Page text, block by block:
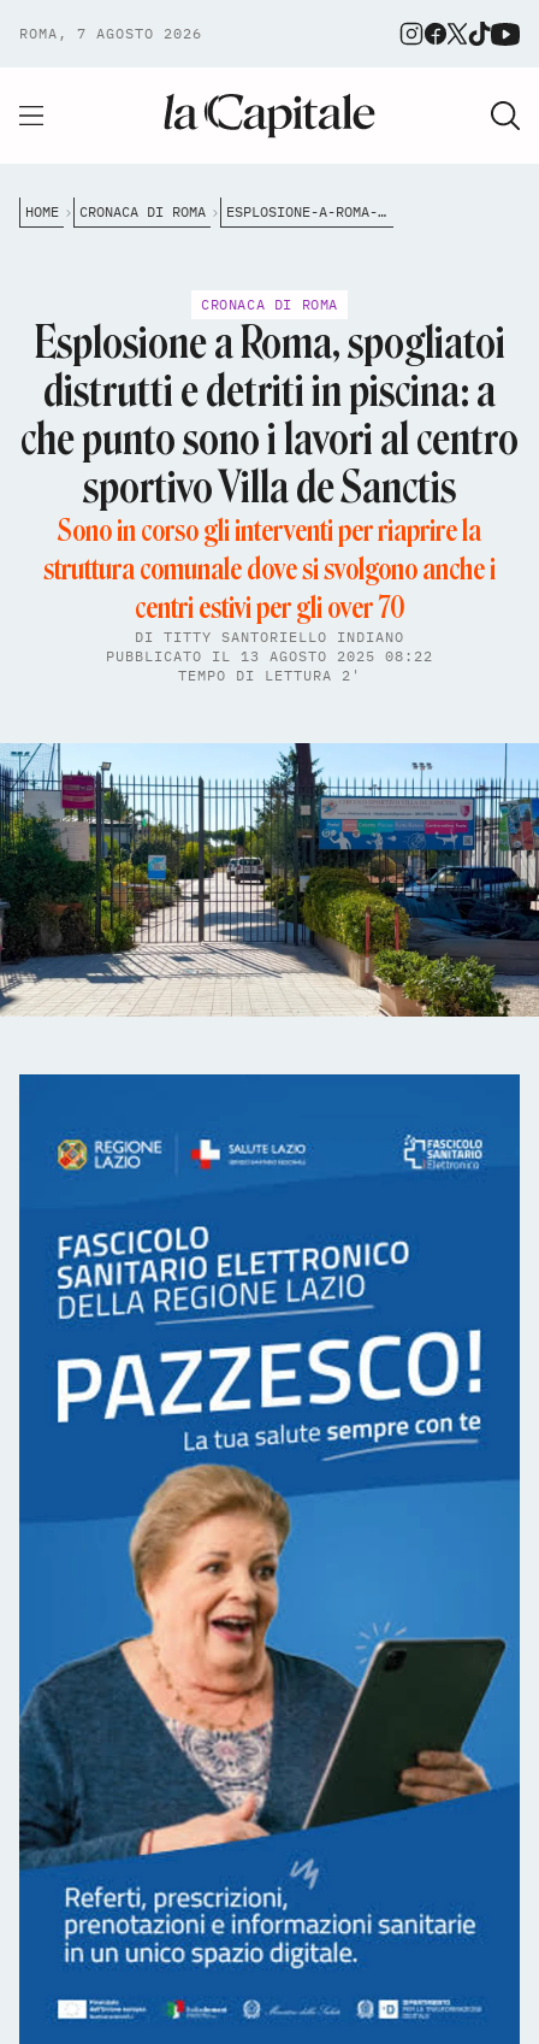
ROMA, 7 AGOSTO 2026
HOME CRONACA DI ROMA ESPLOSIONE-A-ROMA-SPOGLIATOI-DISTRUTTI-E-DETRITI-IN-PISCINA-A-CHE-PUNTO-SONO-I-LAVORI-AL-CENTRO-SP
CRONACA DI ROMA
Esplosione a Roma, spogliatoi
distrutti e detriti in piscina: a
che punto sono i lavori al centro
sportivo Villa de Sanctis
Sono in corso gli interventi per riaprire la
struttura comunale dove si svolgono anche i
centri estivi per gli over 70
DI TITTY SANTORIELLO INDIANO
PUBBLICATO IL 13 AGOSTO 2025 08:22
TEMPO DI LETTURA 2'